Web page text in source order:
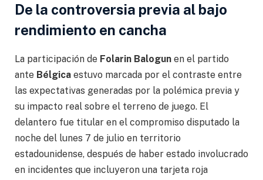
De la controversia previa al bajo
rendimiento en cancha
La participación de Folarin Balogun en el partido
ante Bélgica estuvo marcada por el contraste entre
las expectativas generadas por la polémica previa y
su impacto real sobre el terreno de juego. El
delantero fue titular en el compromiso disputado la
noche del lunes 7 de julio en territorio
estadounidense, después de haber estado involucrado
en incidentes que incluyeron una tarjeta roja